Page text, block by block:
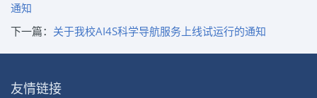
通知
下一篇： 关于我校AI4S科学导航服务上线试运行的通知
友情链接